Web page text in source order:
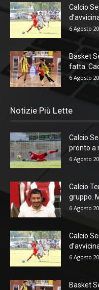
Calcio
6 Agosto
Basket
fatta.
6 Agosto
Notizie Più Lette
Calcio
pronto a
6 Agosto
Calcio
gruppo.
6 Agosto
Calcio
6 Agosto
Basket